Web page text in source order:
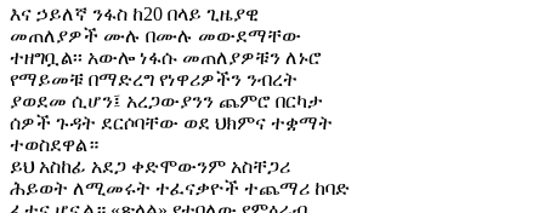
እና ኃይለኛ ንፋስ ከ20 በላይ ጊዜያዊ
መጠለያዎች ሙሉ በሙሉ መውደማቸው
ተዘግቧል፡፡ አውሎ ነፋሱ መጠለያዎቹን ለኑሮ
የማይመቹ በማድረግ የነዋሪዎችን ንብረት
ያወደመ ሲሆን፤ አረጋውያንን ጨምሮ በርካታ
ሰዎች ጉዳት ደርሶባቸው ወደ ህክምና ተቋማት
ተወስደዋል።
ይህ አስከፊ አደጋ ቀድሞውንም አስቸጋሪ
ሕይወት ለሚመሩት ተፈናቃዮች ተጨማሪ ከባድ